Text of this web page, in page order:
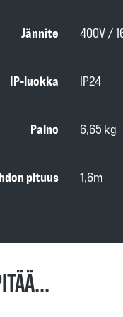
Jännite 400V /
IP-luokka IP24
Paino 6,65 kg
pituus 1,6m